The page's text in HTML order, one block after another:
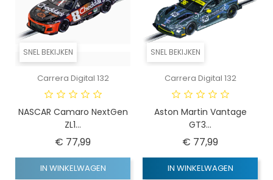
SNEL BEKIJKEN
Carrera Digital 132
NASCAR Camaro NextGen
ZL1...
€ 77,99Prijs
IN WINKELWAGEN
SNEL BEKIJKEN
Carrera Digital 132
Aston Martin Vantage
GT3...
€ 77,99Prijs
IN WINKELWAGEN